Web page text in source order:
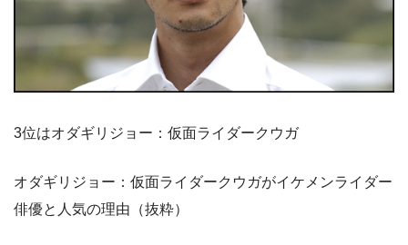
3位はオダギリジョー：仮面ライダークウガ
オダギリジョー：仮面ライダークウガがイケメンライダー
俳優と人気の理由（抜粋）